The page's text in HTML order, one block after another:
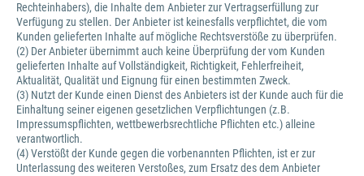
Rechteinhabers), die Inhalte dem Anbieter zur Vertragserfüllung zur
Verfügung zu stellen. Der Anbieter ist keinesfalls verpflichtet, die vom
Kunden gelieferten Inhalte auf mögliche Rechtsverstöße zu überprüfen.
(2) Der Anbieter übernimmt auch keine Überprüfung der vom Kunden
gelieferten Inhalte auf Vollständigkeit, Richtigkeit, Fehlerfreiheit,
Aktualität, Qualität und Eignung für einen bestimmten Zweck.
(3) Nutzt der Kunde einen Dienst des Anbieters ist der Kunde auch für die
Einhaltung seiner eigenen gesetzlichen Verpflichtungen (z.B.
Impressumspflichten, wettbewerbsrechtliche Pflichten etc.) alleine
verantwortlich.
(4) Verstößt der Kunde gegen die vorbenannten Pflichten, ist er zur
Unterlassung des weiteren Verstoßes, zum Ersatz des dem Anbieter